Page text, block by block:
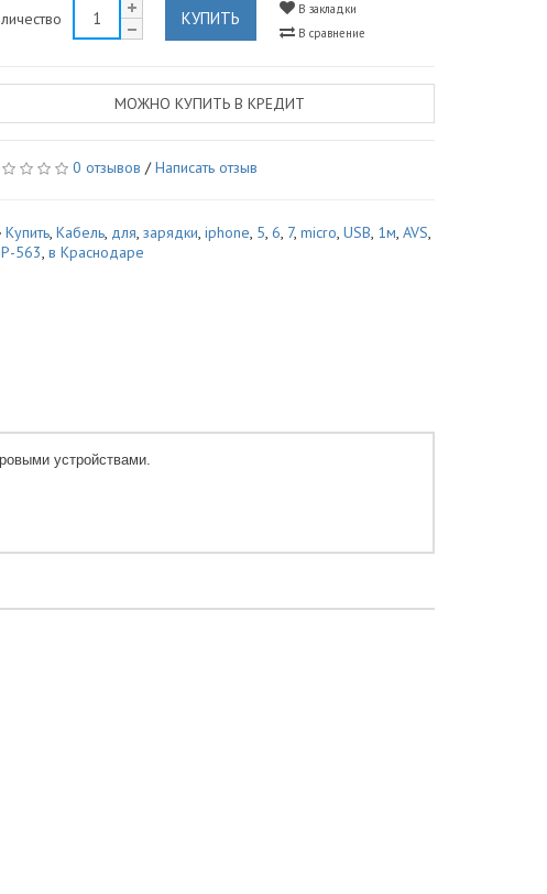
КУПИТЬ
В закладки
В сравнение
МОЖНО КУПИТЬ В КРЕДИТ
0 отзывов /Написать отзыв
Купить,Кабель, для,зарядки,iphone, 5,6, 7,micro,USB, 1м,AVS,
563,в Краснодаре
устройствами.